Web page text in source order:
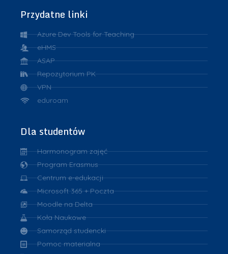
Przydatne linki
Azure Dev Tools for Teaching
eHMS
ASAP
Repozytorium PK
VPN
eduroam
Dla studentów
Harmonogram zajęć
Program Erasmus
Centrum e-edukacji
Microsoft 365 + Poczta
Moodle na Delta
Koła Naukowe
Samorząd studencki
Pomoc materialna